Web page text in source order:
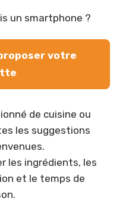
un smartphone ?
votre
de cuisine ou
les suggestions
les ingrédients, les
et le temps de